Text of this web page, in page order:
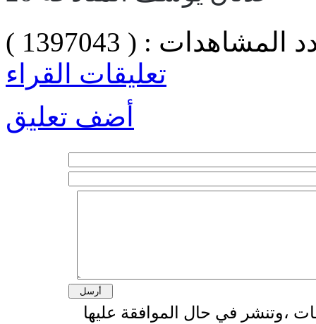
المشاهدات : ( 1397043 )
تعليقات القراء
أضف تعليق
،وتنشر في حال الموافقة عليها